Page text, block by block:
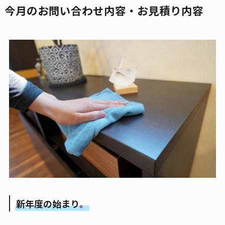
今月のお問い合わせ内容・お見積り内容
新年度の始まり。